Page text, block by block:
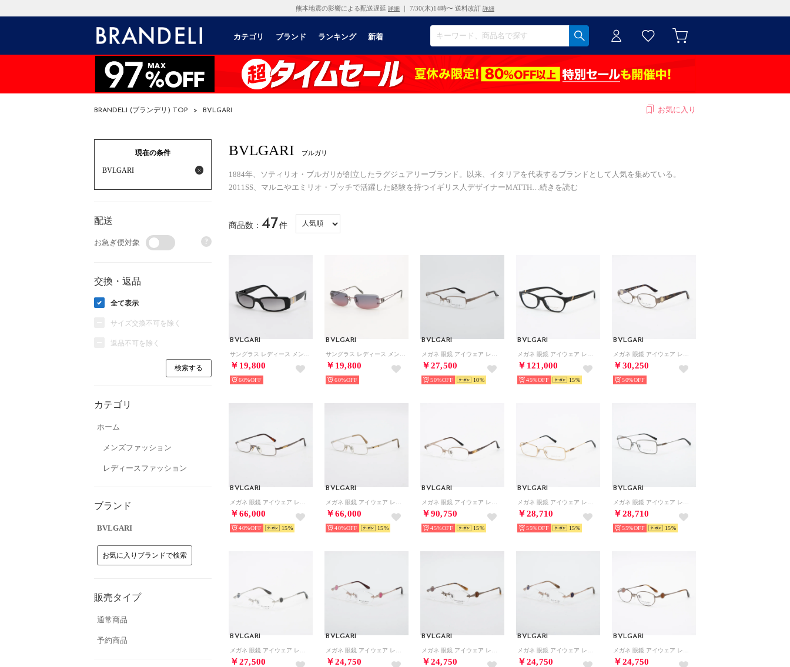
熊本地震の影響による配送遅延 詳細 ｜ 7/30(木)14時〜 送料改訂 詳細
カテゴリ ブランド ランキング 新着
BRANDELI (ブランデリ) TOP > BVLGARI お気に入り
現在の条件
BVLGARI
配送
お急ぎ便対象 ?
交換・返品
全て表示
サイズ交換不可を除く
返品不可を除く
カテゴリ
ホーム
メンズファッション
レディースファッション
ブランド
BVLGARI
お気に入りブランドで検索
販売タイプ
通常商品
予約商品
BVLGARI ブルガリ
1884年、ソティリオ・ブルガリが創立したラグジュアリーブランド。以来、イタリアを代表するブランドとして人気を集めている。
2011SS、マルニやエミリオ・プッチで活躍した経験を持つイギリス人デザイナーMATTH
続きを読む
商品数： 47件
BVLGARI
￥19,800
60%
BVLGARI
￥19,800
60%
BVLGARI
￥27,500
50% 10
BVLGARI
￥121,000
45% 15
BVLGARI
￥30,250
50%
BVLGARI
￥66,000
40% 15
BVLGARI
￥66,000
40% 15
BVLGARI
￥90,750
45% 15
BVLGARI
￥28,710
55% 15
BVLGARI
￥28,710
55% 15
BVLGARI
￥27,500
BVLGARI
￥24,750
BVLGARI
￥24,750
BVLGARI
￥24,750
BVLGARI
￥24,750